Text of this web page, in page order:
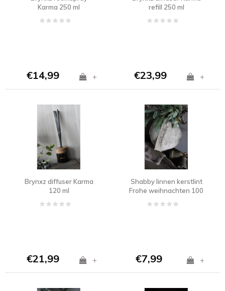
Karma 250 ml
€14,99 +
refill 250 ml
€23,99 +
Brynxz diffuser Karma
120 ml
€21,99 +
Shabby linnen kerstlint
Frohe weihnachten 100
€7,99 +